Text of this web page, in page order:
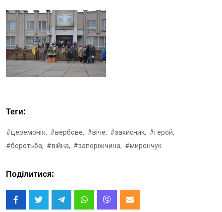
Теги:
#церемонія, #вербове, #віче, #захисник, #герой,
#боротьба, #війна, #запоріжчина, #мирончук
Поділитися: